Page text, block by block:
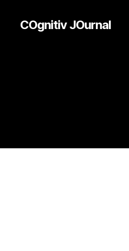
COgnitiv JOurnal